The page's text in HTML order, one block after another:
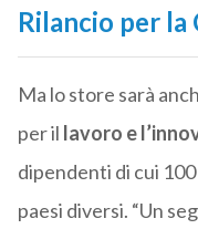
Rilancio per la
Ma lo store sarà
per il lavoro e
dipendenti di cui
paesi diversi. “Un